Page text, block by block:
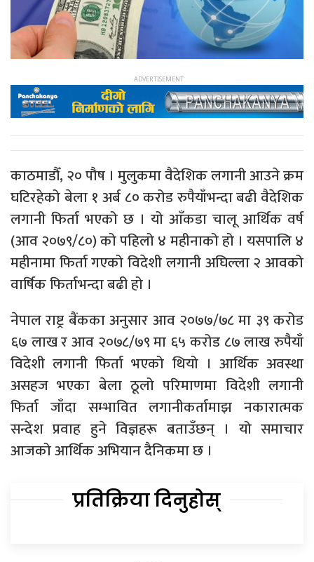
काठमाडौँ, २० पौष । मुलुकमा वैदेशिक लगानी आउने क्रम
घटिरहेको बेला १ अर्ब ८० करोड रुपैयाँभन्दा बढी वैदेशिक
लगानी फिर्ता भएको छ । यो आँकडा चालू आर्थिक वर्ष
(आव २०७९/८०) को पहिलो ४ महीनाको हो । यसपालि ४
महीनामा फिर्ता गएको विदेशी लगानी अघिल्ला २ आवको
वार्षिक फिर्ताभन्दा बढी हो ।
नेपाल राष्ट्र बैंकका अनुसार आव २०७७/७८ मा ३९ करोड
६७ लाख र आव २०७८/७९ मा ६५ करोड ८७ लाख रुपैयाँ
विदेशी लगानी फिर्ता भएको थियो । आर्थिक अवस्था
असहज भएका बेला ठूलो परिमाणमा विदेशी लगानी
फिर्ता जाँदा सम्भावित लगानीकर्तामाझ नकारात्मक
सन्देश प्रवाह हुने विज्ञहरू बताउँछन् । यो समाचार
आजको आर्थिक अभियान दैनिकमा छ ।
प्रतिक्रिया दिनुहोस्